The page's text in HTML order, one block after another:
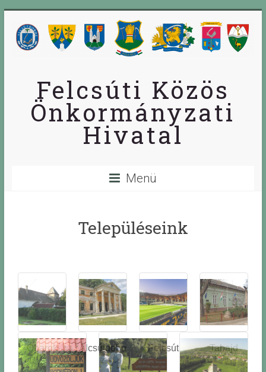
Felcsúti Közös
Önkormányzati
Hivatal
Menü
Településeink
Óbarok
Alcsútdobo
z
Felcsút Tabajd